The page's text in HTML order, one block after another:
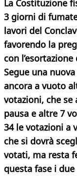
La Costituzione
3 giorni di
lavori del
favorendo la
con
Segue una
ancora a vuoto
votazioni, che se
pausa e altre 7
34 le votazioni a
che si dovrà
votati, ma resta
questa fase i